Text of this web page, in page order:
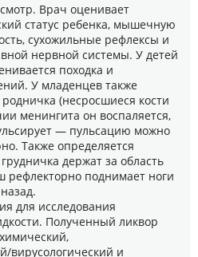
Врач оценивает
статус ребенка, мышечную
сухожильные рефлексы и
нервной системы. У детей
походка и
У младенцев также
(несросшиеся кости
менингита он воспаляется,
— пульсацию можно
Также определяется
держат за область
поднимает ноги
для исследования
Полученный ликвор
вирусологический и